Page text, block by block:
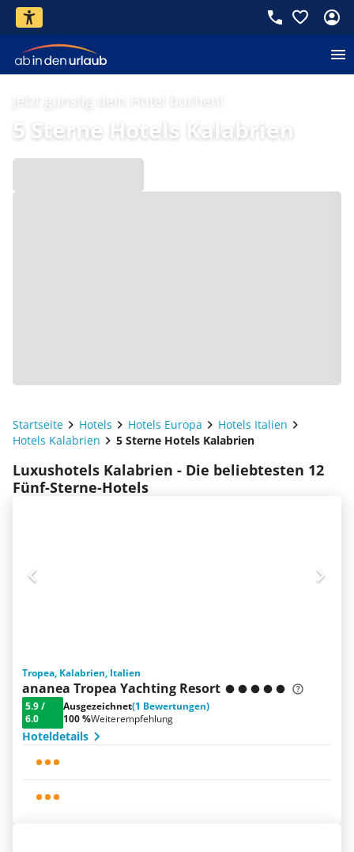
Jetzt günstig dein Hotel buchen!
5 Sterne Hotels Kalabrien
Startseite Hotels Hotels Europa
Hotels Italien
Hotels Kalabrien
5 Sterne Hotels Kalabrien
Luxushotels Kalabrien - Die beliebtesten 12
Fünf-Sterne-Hotels
Tropea, Kalabrien, Italien
ananea Tropea Yachting Resort
5.9/
6.0
Ausgezeichnet(1 Bewertungen)
100 %Weiterempfehlung
Hoteldetails